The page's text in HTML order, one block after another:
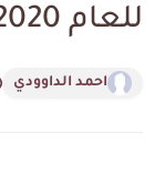
للعام 2020-2021
احمد الداوودي